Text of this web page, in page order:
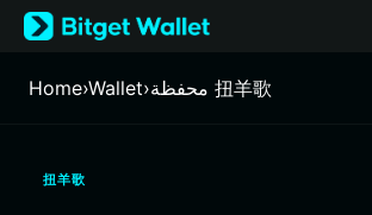
English
日本語
Русский
Italiano
Home›Wallet› محفظة 扭羊歌
扭羊歌